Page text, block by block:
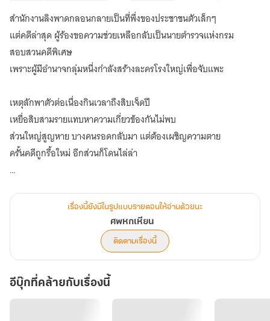
สำนักงานลิงพาดกลอนกลายเป็นที่พึ่งของประชาชนตัวเล็กๆ
แต่คดีล่าสุด ผู้ร้องขอความช่วยเหลือกลับเป็นนายตำรวจแห่งกรม
สอบสวนคดีพิเศษ
เพราะผู้มีอำนาจกลุ่มหนึ่งกำลังสร้างละครโรงใหญ่เพื่อจับแพะ
เหตุลักพาตัวต่อเนื่องกินเวลาถึงสิบเจ็ดปี
เหยื่อสิบสามรายแทบหาความเกี่ยวข้องกันไม่พบ
ส่วนใหญ่สูญหาย บางคนรอดกลับมา แต่ต้องเผชิญความตาย
ครั้นคดีถูกรื้อใหม่ อีกส่วนก็โดนไล่ล่า
หลักฐานทั้งหมดคือต้นไม้มรณะ
หรือนี่คือคดีฆาตกรรมต่อเนื่องที่จะไม่พบผู้ตายเลยแม้แต่ศพเดียว!
คำเตือน : หนังสือเรื่องนี้มีการกล่าวถึงฆาตกรรมและความรุนแรง ไม่
เหมาะสำหรับผู้ที่อายุต่ำกว่า 18 ปี
เรื่องนี้ยังมีในรูปแบบรายตอนให้อ่านด้วยนะ
ศพหกเหียน
ติดตามเรื่องนี้
อีบุ๊กที่คล้ายกับเรื่องนี้